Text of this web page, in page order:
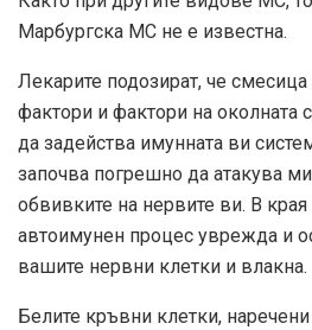
Марбургска МС не е известна.
Лекарите подозират, че
фактори и фактори на околната
да задейства имунната ви
започва погрешно да атакува
обвивките на нервите ви. В края
автоимунен процес уврежда и
вашите нервни клетки и влакна.
Белите кръвни клетки,